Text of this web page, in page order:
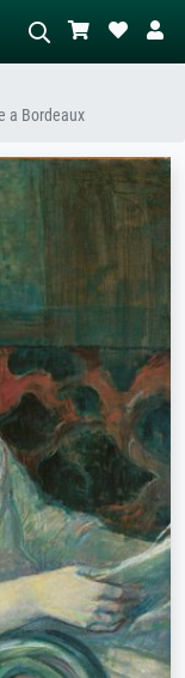
scena – es. prato verde,
molto rosso, dipinto a
nudo in piedi vicino a un
a Bordeaux